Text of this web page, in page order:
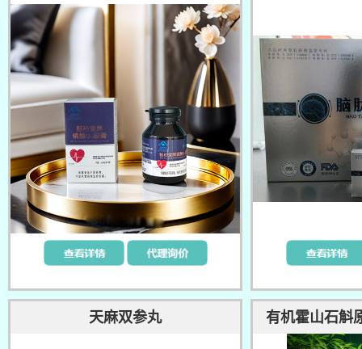
天麻双参丸 有机霍山石斛